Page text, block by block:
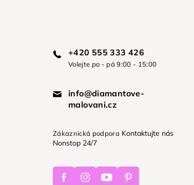
+420 555 333 426
Volejte po - pá 9:00 - 15:00
info@diamantove-
malovani.cz
Zákaznická podpora Kontaktujte nás
Nonstop 24/7
FacebookInstagramYoutubePinterest